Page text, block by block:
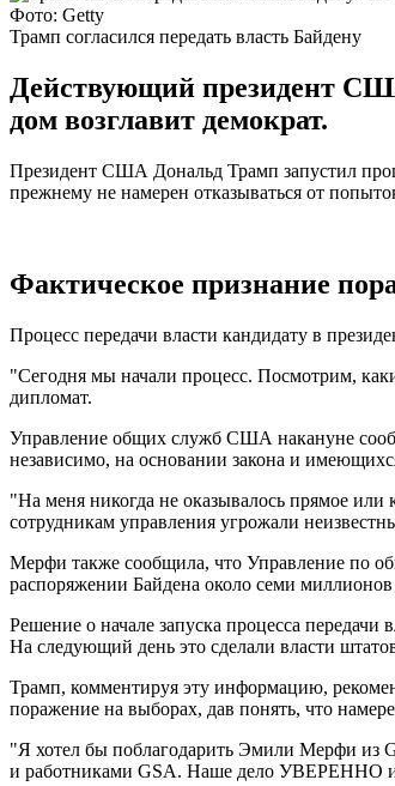
Фото: Getty
Трамп согласился передать власть Байдену
Действующий президент
дом возглавит демократ.
Президент США Дональд Трамп запустил
прежнему не намерен отказываться от
Фактическое признание
Процесс передачи власти кандидату в
"Сегодня мы начали процесс. Посмотрим,
дипломат.
Управление общих служб США накануне
независимо, на основании закона и
"На меня никогда не оказывалось прямое или
сотрудникам управления угрожали
Мерфи также сообщила, что Управление по
распоряжении Байдена около семи миллионов
Решение о начале запуска процесса
На следующий день это сделали власти
Трамп, комментируя эту информацию,
поражение на выборах, дав понять, что
"Я хотел бы поблагодарить Эмили Мерфи из
и работниками GSA. Наше дело УВЕРЕННО